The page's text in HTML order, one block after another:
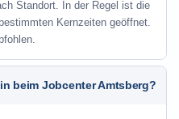
Standort. In der Regel ist die
Kernzeiten geöffnet.
beim Jobcenter Amtsberg?